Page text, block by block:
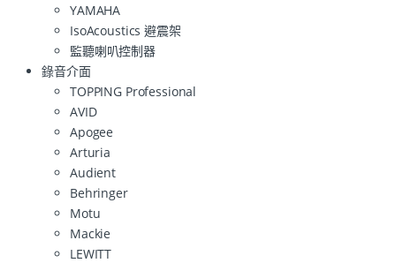
YAMAHA
IsoAcoustics 避震架
監聽喇叭控制器
錄音介面
TOPPING Professional
AVID
Apogee
Arturia
Audient
Behringer
Motu
Mackie
LEWITT